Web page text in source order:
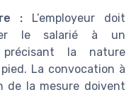
:L’employeur doit
le salarié à un
la nature
La convocation à
de la mesure doivent